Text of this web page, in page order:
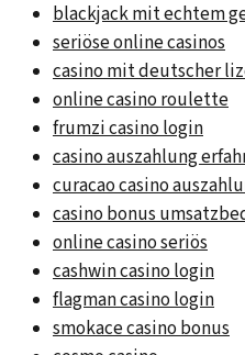
blackjack mit echtem
seriöse online casinos
casino mit deutscher
online casino roulette
frumzi casino login
casino auszahlung
curacao casino
casino bonus
online casino seriös
cashwin casino login
flagman casino login
smokace casino bonus